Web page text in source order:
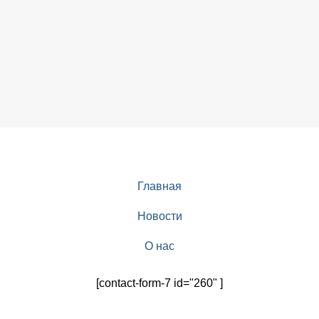
Главная
Новости
О нас
[contact-form-7 id="260" ]